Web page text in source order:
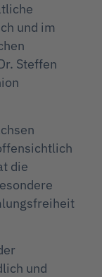
und im
Steffen
die
und